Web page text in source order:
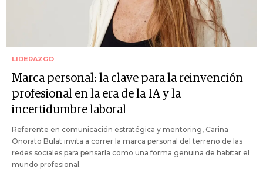
LIDERAZGO
Marca personal: la clave para la reinvención
profesional en la era de la IA y la
incertidumbre laboral
Referente en comunicación estratégica y mentoring, Carina
Onorato Bulat invita a correr la marca personal del terreno de las
redes sociales para pensarla como una forma genuina de habitar el
mundo profesional.